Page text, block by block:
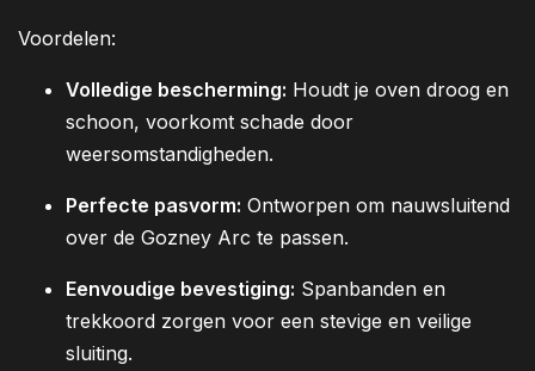
Voordelen:
Volledige bescherming: Houdt je oven droog en
schoon, voorkomt schade door
weersomstandigheden.
Perfecte pasvorm: Ontworpen om nauwsluitend
over de Gozney Arc te passen.
Eenvoudige bevestiging: Spanbanden en
trekkoord zorgen voor een stevige en veilige
sluiting.